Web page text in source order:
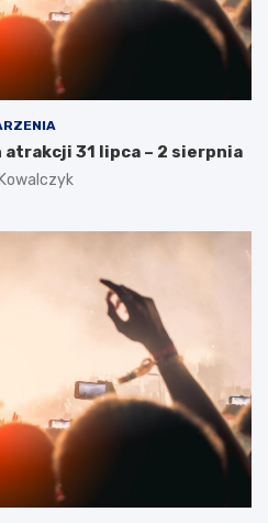
atrakcji 31 lipca – 2 sierpnia